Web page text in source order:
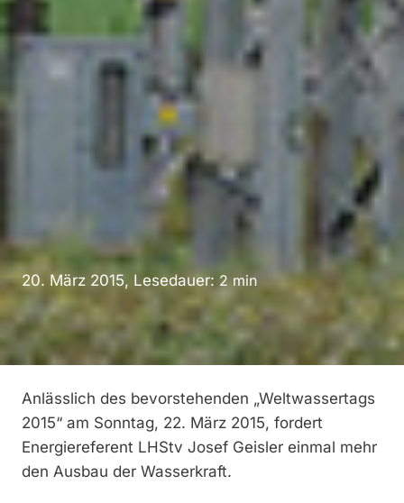
20. März 2015, Lesedauer: 2 min
Anlässlich des bevorstehenden „Weltwassertags
2015“ am Sonntag, 22. März 2015, fordert
Energiereferent LHStv Josef Geisler einmal mehr
den Ausbau der Wasserkraft.